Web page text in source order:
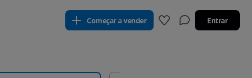
Começar a vender Entrar